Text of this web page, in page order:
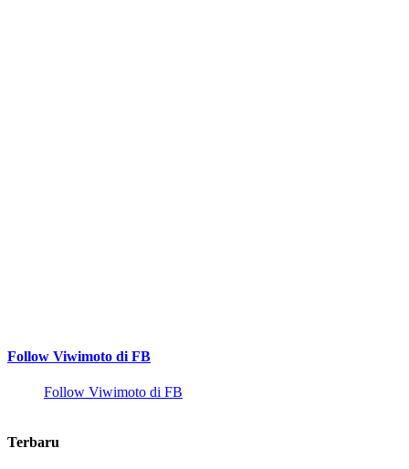
Follow Viwimoto di FB
Follow Viwimoto di FB
Terbaru